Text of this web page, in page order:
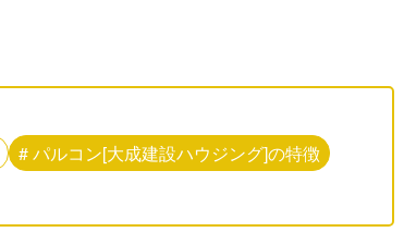
#パルコン[大成建設ハウジング]の特徴